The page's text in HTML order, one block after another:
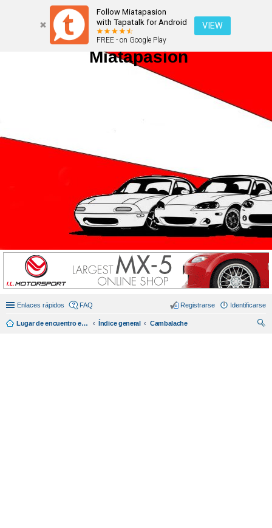
Follow Miatapasion
with Tapatalk for Android
FREE - on Google Play
VIEW
Miatapasion
Enlaces rápidos FAQ Identificarse
Registrarse
Lugar de encuentro en español de amantes del miata/mx5. Índice general
Cambalache